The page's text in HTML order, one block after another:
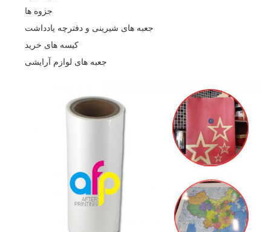
جزوه ها
جعبه های شیرینی و دفترچه یادداشت
کیسه های خرید
جعبه های لوازم آرایشی